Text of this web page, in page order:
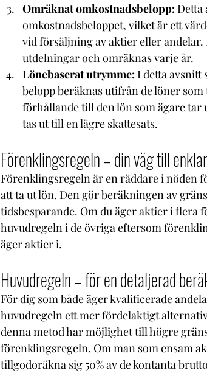
Omräknat omkostnadsbelopp: Detta
omkostnadsbeloppet, vilket är ett
vid försäljning av aktier eller
utdelningar och omräknas varje år.
Lönebaserat utrymme: I detta avsnitt
belopp beräknas utifrån de löner
förhållande till den lön som ägare
tas ut till en lägre skattesats.
Förenklingsregeln – din väg till
Förenklingsregeln är en räddare i nöden
att ta ut lön. Den gör beräkningen av
tidsbesparande. Om du äger aktier i flera
huvudregeln i de övriga eftersom
äger aktier i.
Huvudregeln – för en detaljerad
För dig som både äger kvalificerade
huvudregeln ett mer fördelaktigt
denna metod har möjlighet till högre
förenklingsregeln. Om man som ensam
tillgodoräkna sig 50% av de kontanta